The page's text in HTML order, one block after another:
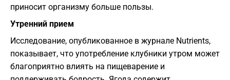
приносит организму больше пользы.
Утренний прием
Исследование, опубликованное в журнале Nutrients,
показывает, что употребление клубники утром может
благоприятно влиять на пищеварение и